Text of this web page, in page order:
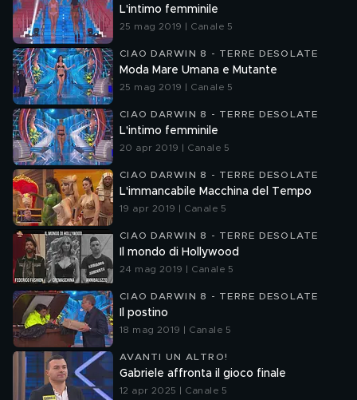
L'intimo femminile
25 mag 2019 | Canale 5
CIAO DARWIN 8 - TERRE DESOLATE
Moda Mare Umana e Mutante
25 mag 2019 | Canale 5
CIAO DARWIN 8 - TERRE DESOLATE
L'intimo femminile
20 apr 2019 | Canale 5
CIAO DARWIN 8 - TERRE DESOLATE
L'immancabile Macchina del Tempo
19 apr 2019 | Canale 5
CIAO DARWIN 8 - TERRE DESOLATE
Il mondo di Hollywood
24 mag 2019 | Canale 5
CIAO DARWIN 8 - TERRE DESOLATE
Il postino
18 mag 2019 | Canale 5
AVANTI UN ALTRO!
Gabriele affronta il gioco finale
12 apr 2025 | Canale 5